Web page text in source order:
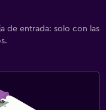
de entrada: solo con las